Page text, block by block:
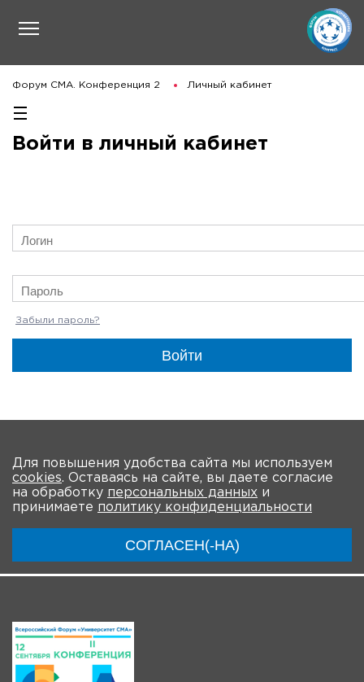
Форум СМА. Конференция 2 Личный кабинет
Войти в личный кабинет
Забыли пароль?
Войти
Для повышения удобства сайта мы используем
cookies. Оставаясь на сайте, вы даете согласие
на обработку персональных данных и
принимаете политику конфиденциальности
СОГЛАСЕН(-НА)
О мероприятии Программа Участники